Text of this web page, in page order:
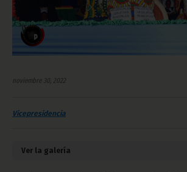
noviembre 30, 2022
Vicepresidencia
Ver la galería